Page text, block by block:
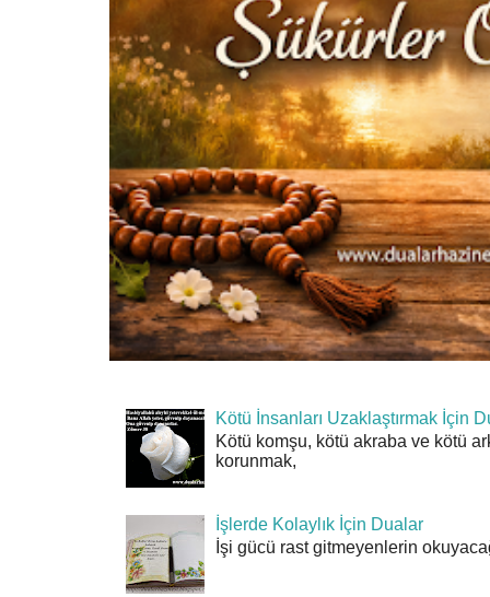
Kötü İnsanları Uzaklaştırmak İçin
Kötü komşu, kötü akraba ve kötü
korunmak,
İşlerde Kolaylık İçin Dualar
İşi gücü rast gitmeyenlerin